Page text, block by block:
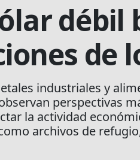
de
industriales y
perspectivas
la actividad
archivos de